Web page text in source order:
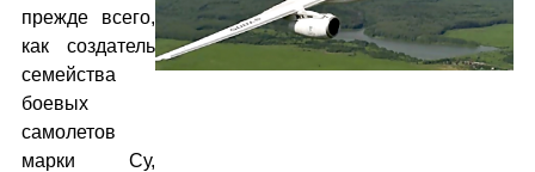
прежде всего,
как создатель
семейства
боевых
самолетов
марки Су,